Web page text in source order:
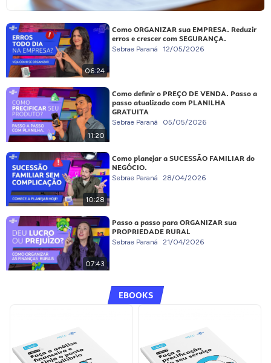
06:24
Como ORGANIZAR sua EMPRESA. Reduzir
erros e crescer com SEGURANÇA.
Sebrae Paraná 12/05/2026
11:20
Como definir o PREÇO DE VENDA. Passo a
passo atualizado com PLANILHA
GRATUITA
Sebrae Paraná 05/05/2026
10:28
Como planejar a SUCESSÃO FAMILIAR do
NEGÓCIO.
Sebrae Paraná 28/04/2026
07:43
Passo a passo para ORGANIZAR sua
PROPRIEDADE RURAL
Sebrae Paraná 21/04/2026
EBOOKS